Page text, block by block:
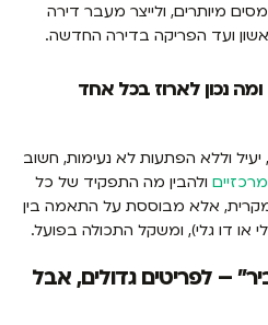
מיותרים, ולייצר מעבר דירה
ועד הפריקה בדירה החדשה.
נכון לארוז בכל אחד
וללא הפתעות לא נעימות, חשוב
ולהבין מה התפקיד של כל
אלא מבוססת על התאמה בין
או דו גלי), ומשקל התכולה בפועל.
– לפריטים גדולים, אבל